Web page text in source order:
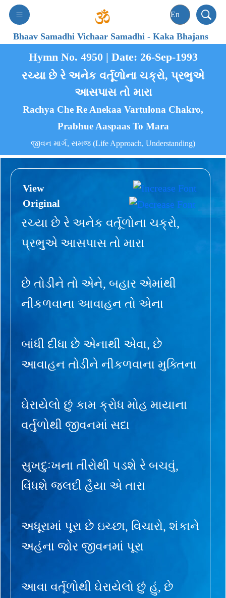
Bhaav Samadhi Vichaar Samadhi-Kaka Bhajans
Hymn No. 4950 | Date: 26-Sep-1993
રચ્યા છે રે અનેક વર્તૂળોના ચક્રો, પ્રભુએ
આસપાસ તો મારા
Rachya Che Re Anekaa Vartulona Chakro,
Prabhue Aaspaas To Mara
જીવન માર્ગ, સમજ (Life Approach, Understanding)
View
Original
રચ્યા છે રે અનેક વર્તૂળોના ચક્રો,
પ્રભુએ આસપાસ તો મારા
છે તોડીને તો એને, બહાર એમાંથી
નીકળવાના આવાહન તો એના
બાંધી દીધા છે એનાથી એવા, છે
આવાહન તોડીને નીકળવાના મુક્તિના
ઘેરાયેલો છું કામ ક્રોધ મોહ માયાના
વર્તુળોથી જીવનમાં સદા
સુખદુઃખના તીરોથી પડશે રે બચવું,
વિંધશે જલદી હૈયા એ તારા
અધૂરામાં પૂરા છે ઇચ્છા, વિચારો, શંકાને
અહંના જોર જીવનમાં પૂરા
આવા વર્તૂળોથી ઘેરાયેલો છું હું, છે